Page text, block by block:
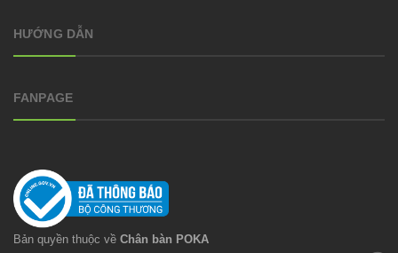
HƯỚNG DẪN
FANPAGE
Bản quyền thuộc về Chân bàn POKA